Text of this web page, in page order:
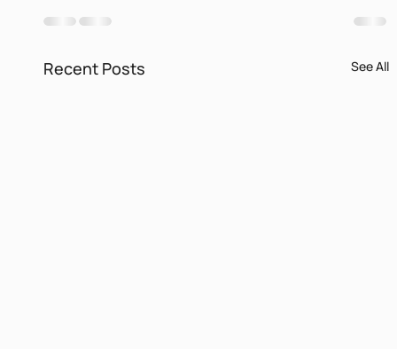
Recent Posts See All